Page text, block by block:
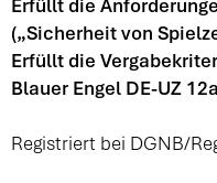
Erfüllt die
(„Sicherheit von
Erfüllt die
Blauer Engel DE-UZ
Registriert bei DGNB/